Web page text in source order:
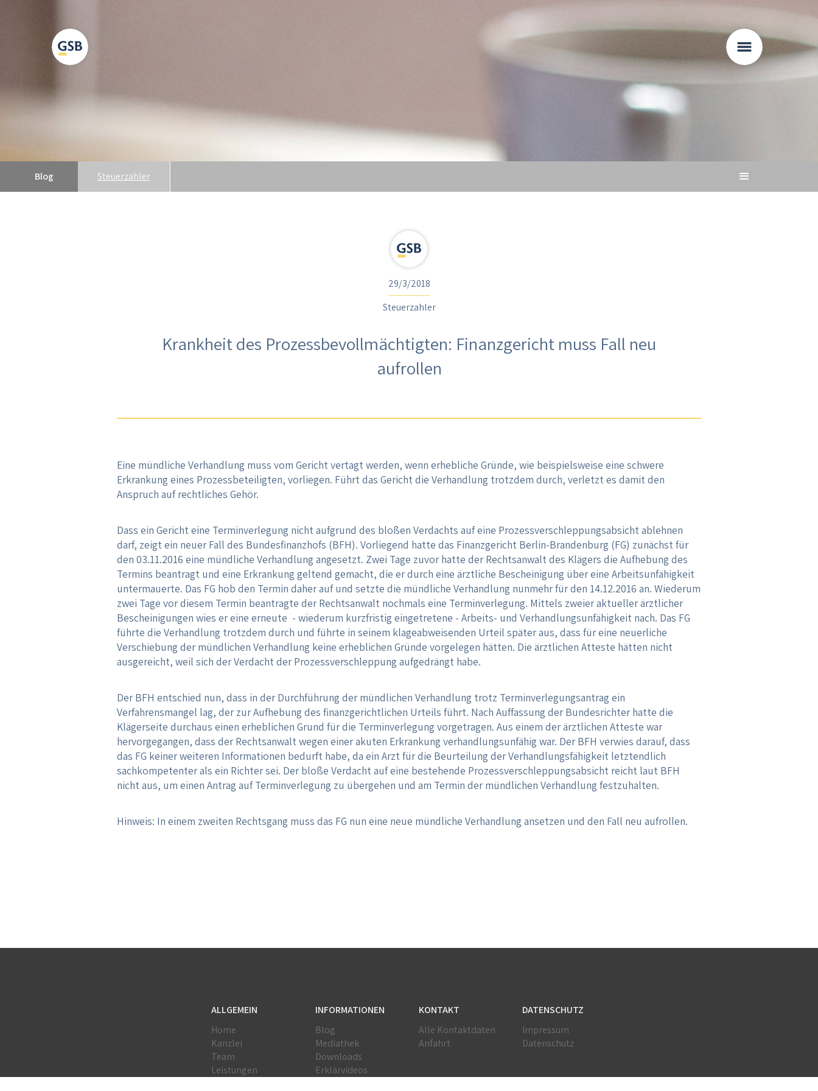
Blog Steuerzahler
Krankheit des Prozessbevollmächtigten: Finanzgericht muss Fall neu
aufrollen
29/3/2018
Steuerzahler
Eine mündliche Verhandlung muss vom Gericht vertagt werden, wenn erhebliche Gründe, wie beispielsweise eine schwere
Erkrankung eines Prozessbeteiligten, vorliegen. Führt das Gericht die Verhandlung trotzdem durch, verletzt es damit den
Anspruch auf rechtliches Gehör.
Dass ein Gericht eine Terminverlegung nicht aufgrund des bloßen Verdachts auf eine Prozessverschleppungsabsicht ablehnen
darf, zeigt ein neuer Fall des Bundesfinanzhofs (BFH). Vorliegend hatte das Finanzgericht Berlin-Brandenburg (FG) zunächst für
den 03.11.2016 eine mündliche Verhandlung angesetzt. Zwei Tage zuvor hatte der Rechtsanwalt des Klägers die Aufhebung des
Termins beantragt und eine Erkrankung geltend gemacht, die er durch eine ärztliche Bescheinigung über eine Arbeitsunfähigkeit
untermauerte. Das FG hob den Termin daher auf und setzte die mündliche Verhandlung nunmehr für den 14.12.2016 an. Wiederum
zwei Tage vor diesem Termin beantragte der Rechtsanwalt nochmals eine Terminverlegung. Mittels zweier aktueller ärztlicher
Bescheinigungen wies er eine erneute - wiederum kurzfristig eingetretene - Arbeits- und Verhandlungsunfähigkeit nach. Das FG
führte die Verhandlung trotzdem durch und führte in seinem klageabweisenden Urteil später aus, dass für eine neuerliche
Verschiebung der mündlichen Verhandlung keine erheblichen Gründe vorgelegen hätten. Die ärztlichen Atteste hätten nicht
ausgereicht, weil sich der Verdacht der Prozessverschleppung aufgedrängt habe.
Der BFH entschied nun, dass in der Durchführung der mündlichen Verhandlung trotz Terminverlegungsantrag ein
Verfahrensmangel lag, der zur Aufhebung des finanzgerichtlichen Urteils führt. Nach Auffassung der Bundesrichter hatte die
Klägerseite durchaus einen erheblichen Grund für die Terminverlegung vorgetragen. Aus einem der ärztlichen Atteste war
hervorgegangen, dass der Rechtsanwalt wegen einer akuten Erkrankung verhandlungsunfähig war. Der BFH verwies darauf, dass
das FG keiner weiteren Informationen bedurft habe, da ein Arzt für die Beurteilung der Verhandlungsfähigkeit letztendlich
sachkompetenter als ein Richter sei. Der bloße Verdacht auf eine bestehende Prozessverschleppungsabsicht reicht laut BFH
nicht aus, um einen Antrag auf Terminverlegung zu übergehen und am Termin der mündlichen Verhandlung festzuhalten.
Hinweis: In einem zweiten Rechtsgang muss das FG nun eine neue mündliche Verhandlung ansetzen und den Fall neu aufrollen.
ALLGEMEIN
Home
Kanzlei
Team
Leistungen
INFORMATIONEN
Blog
Mediathek
Downloads
Erklärvideos
KONTAKT
Alle Kontaktdaten
Anfahrt
DATENSCHUTZ
Impressum
Datenschutz